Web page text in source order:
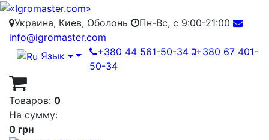
Украина, Киев, Оболонь
Пн-Вс, с 9:00-21:00
info@igromaster.com
Язык
+380 44 561-50-34 +380 67 401-
50-34
Товаров: 0
На сумму:
0 грн